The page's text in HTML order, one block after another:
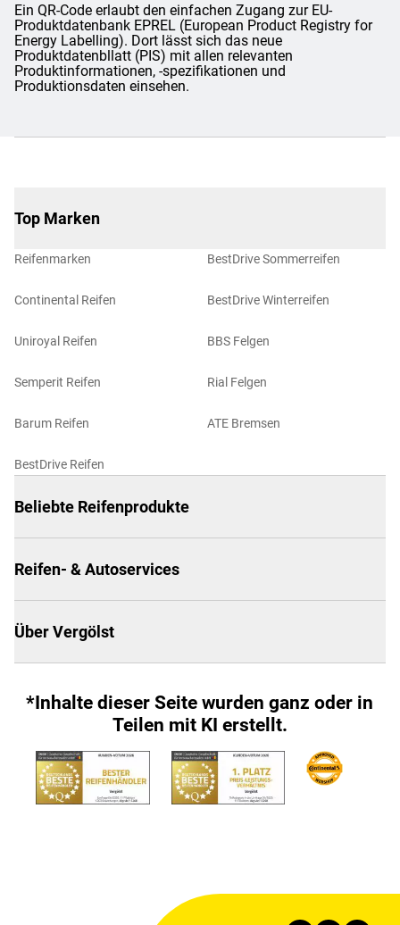
Ein QR-Code erlaubt den einfachen Zugang zur EU-
Produktdatenbank EPREL (European Product Registry for
Energy Labelling). Dort lässt sich das neue
Produktdatenbllatt (PIS) mit allen relevanten
Produktinformationen, -spezifikationen und
Produktionsdaten einsehen.
Top Marken
Reifenmarken
Continental Reifen
Uniroyal Reifen
Semperit Reifen
Barum Reifen
BestDrive Reifen
BestDrive Sommerreifen
BestDrive Winterreifen
BBS Felgen
Rial Felgen
ATE Bremsen
Beliebte Reifenprodukte
Reifen- & Autoservices
Über Vergölst
*Inhalte dieser Seite wurden ganz oder in
Teilen mit KI erstellt.